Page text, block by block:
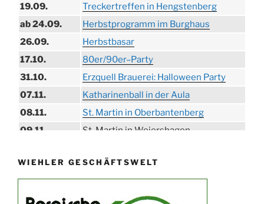
19.09.
Treckertreffen in Hengstenberg
ab 24.09.
Herbstprogramm im Burghaus
26.09.
Herbstbasar
17.10.
80er/90er–Party
31.10.
Erzquell Brauerei: Halloween Party
07.11.
Katharinenball in der Aula
08.11.
St. Martin in Oberbantenberg
09.11.
St. Martin in Weiershagen
11.11.
„DÜX“ im Burghaus
15.11.
Konzert Bielsteiner Männerchor
WIEHLER GESCHÄFTSWELT